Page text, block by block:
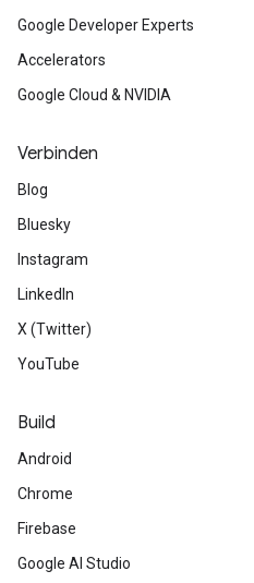
Google Developer Experts
Accelerators
Google Cloud & NVIDIA
Verbinden
Blog
Bluesky
Instagram
LinkedIn
X (Twitter)
YouTube
Build
Android
Chrome
Firebase
Google AI Studio